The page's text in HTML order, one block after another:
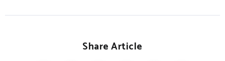
Share Article